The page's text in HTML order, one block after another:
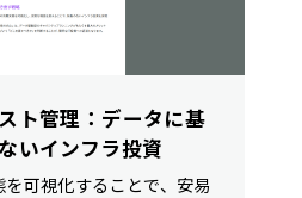
ト管理：データに基
いインフラ投資
を可視化することで、安易